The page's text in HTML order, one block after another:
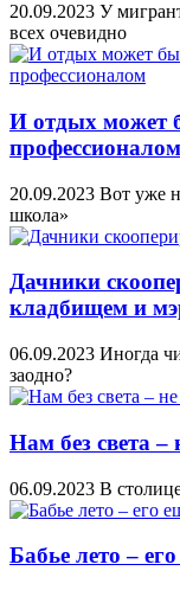
20.09.2023 У
всех очевидно
И отдых может
профессионалом
20.09.2023 Вот уже
школа»
Дачники
кладбищем и
06.09.2023 Иногда
заодно?
Нам без света –
06.09.2023 В
Бабье лето –